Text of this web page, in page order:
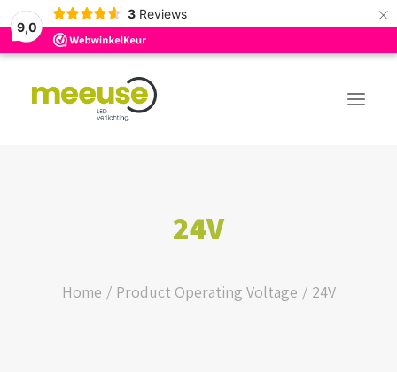
9,0
3 Reviews ×
BUDGET ASSORTIMENT
WEBSHOP
24V
Home Product Operating Voltage 24V